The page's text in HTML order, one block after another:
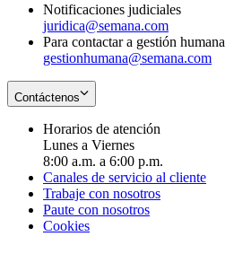
Notificaciones judiciales
juridica@semana.com
Para contactar a gestión humana
gestionhumana@semana.com
Contáctenos
Horarios de atención
Lunes a Viernes
8:00 a.m. a 6:00 p.m.
Canales de servicio al cliente
Trabaje con nosotros
Paute con nosotros
Cookies